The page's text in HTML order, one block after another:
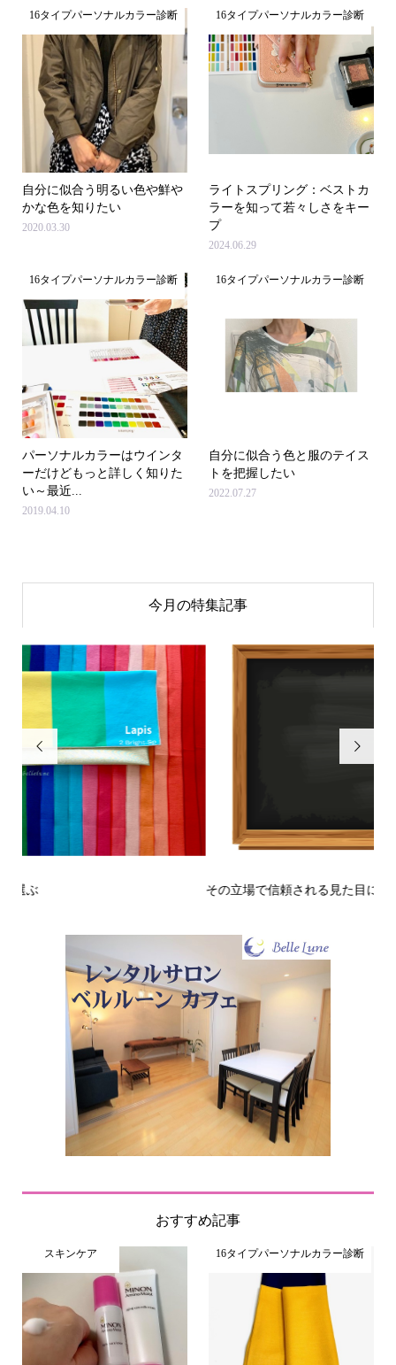
16タイプパーソナルカラー診断
自分に似合う明るい色や鮮や
かな色を知りたい
2020.03.30
16タイプパーソナルカラー診断
ライトスプリング：ベストカ
ラーを知って若々しさをキー
プ
2024.06.29
16タイプパーソナルカラー診断
パーソナルカラーはウインタ
ーだけどもっと詳しく知りた
い～最近...
2019.04.10
16タイプパーソナルカラー診断
自分に似合う色と服のテイス
トを把握したい
2022.07.27
今月の特集記事

その立場で信頼される見た目にするには？〜予告編〜

おすすめ記事
スキンケア 16タイプパーソナルカラー診断